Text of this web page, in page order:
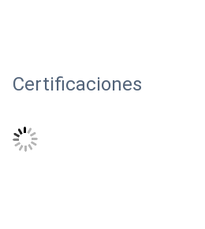
Certificaciones